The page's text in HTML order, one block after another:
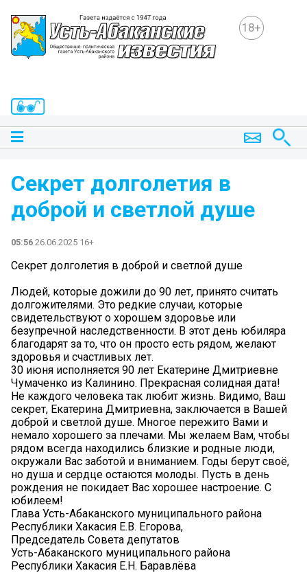
18+
Секрет долголетия в
доброй и светлой душе
05:56 26.06.2025 16+
Секрет долголетия в доброй и светлой душе
Людей, которые дожили до 90 лет, принято считать
долгожителями. Это редкие случаи, которые
свидетельствуют о хорошем здоровье или
безупречной наследственности. В этот день юбиляра
благодарят за то, что он просто есть рядом, желают
здоровья и счастливых лет.
30 июня исполняется 90 лет Екатерине Дмитриевне
Чумаченко из Калинино. Прекрасная солидная дата!
Не каждого человека так любит жизнь. Видимо, Ваш
секрет, Екатерина Дмитриевна, заключается в Вашей
доброй и светлой душе. Многое пережито Вами и
немало хорошего за плечами. Мы желаем Вам, чтобы
рядом всегда находились близкие и родные люди,
окружали Вас заботой и вниманием. Годы берут своё,
но душа и сердце остаются молоды. Пусть в день
рождения не покидает Вас хорошее настроение. С
юбилеем!
Глава Усть-Абаканского муниципального района
Республики Хакасия Е.В. Егорова,
Председатель Совета депутатов
Усть-Абаканского муниципального района
Республики Хакасия Е.Н. Баравлёва